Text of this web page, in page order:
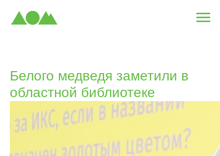
Белого медведя заметили в
областной библиотеке